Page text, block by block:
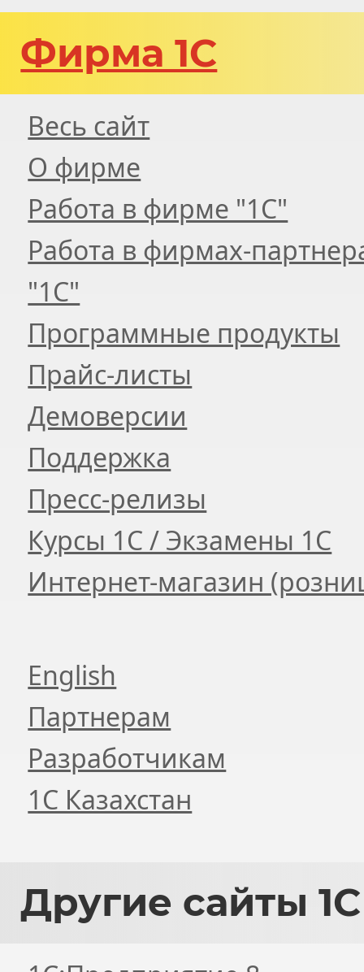
Фирма 1С
Весь сайт
О фирме
Работа в фирме "1С"
Работа в фирмах-
"1С"
Программные продукты
Прайс-листы
Демоверсии
Поддержка
Пресс-релизы
Курсы 1С / Экзамены 1С
Интернет-магазин
English
Партнерам
Разработчикам
1С Казахстан
Другие сайты 1С